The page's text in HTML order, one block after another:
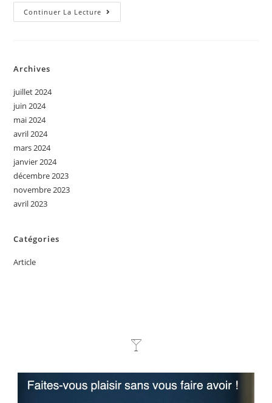
Continuer La Lecture
Archives
juillet 2024
juin 2024
mai 2024
avril 2024
mars 2024
janvier 2024
décembre 2023
novembre 2023
avril 2023
Catégories
Article